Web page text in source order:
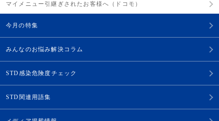
マイメニュー引継ぎされたお客様へ（ドコモ）
今月の特集
みんなのお悩み解決コラム
STD感染危険度チェック
STD関連用語集